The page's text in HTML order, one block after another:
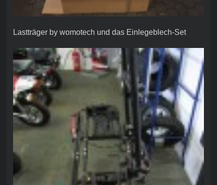
Lastträger by womotech und das Einlegeblech-Set